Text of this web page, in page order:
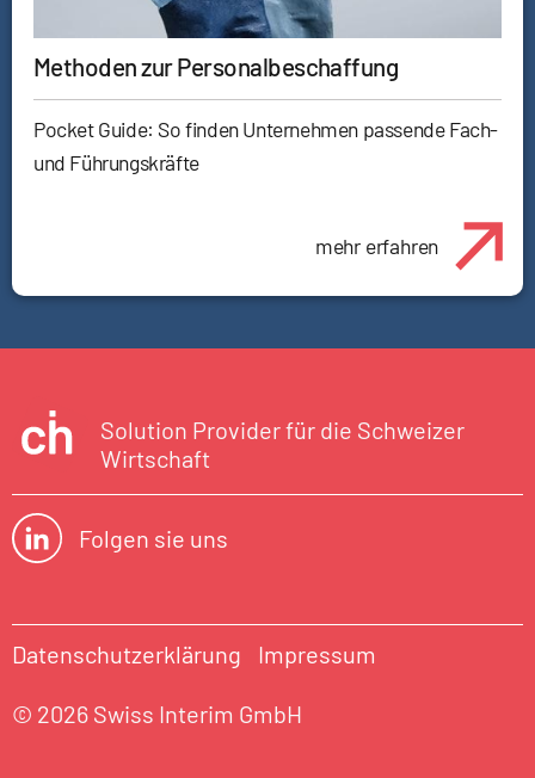
Methoden zur Personalbeschaffung
Pocket Guide: So finden Unternehmen passende Fach-
und Führungskräfte
mehr erfahren
Solution Provider für die Schweizer
Wirtschaft
Folgen sie uns
Datenschutzerklärung Impressum
© 2026 Swiss Interim GmbH